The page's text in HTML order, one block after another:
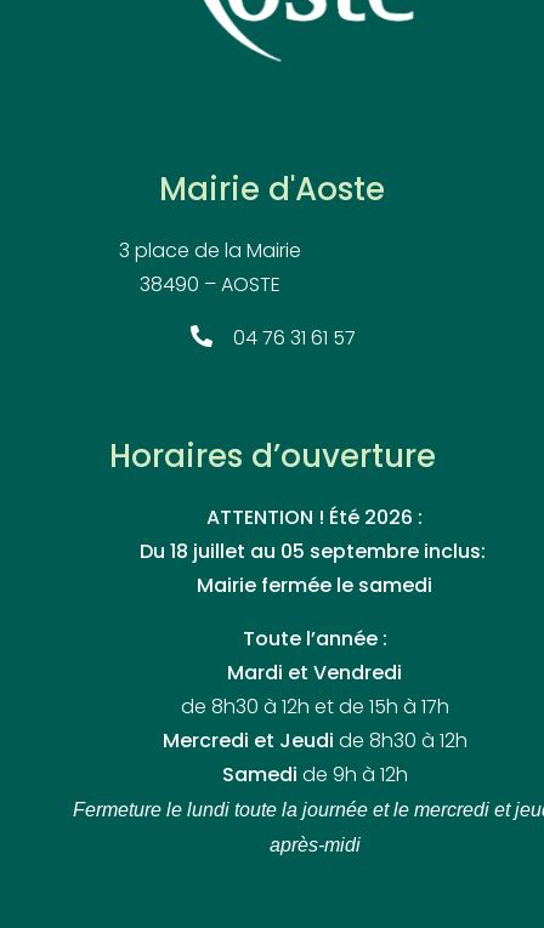
Mairie d'Aoste
3 place de la Mairie
38490 – AOSTE
04 76 31 61 57
Horaires d’ouverture
ATTENTION ! Été 2026 :
Du 18 juillet au 05 septembre inclus:
Mairie fermée le samedi
Toute l’année :
Mardi et Vendredi
de 8h30 à 12h et de 15h à 17h
Mercredi et Jeudi de 8h30 à 12h
Samedi de 9h à 12h
Fermeture le lundi toute la journée et le mercredi et
après-midi